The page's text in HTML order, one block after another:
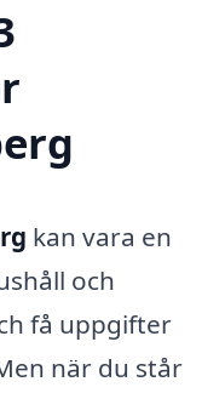
kan vara en
och
få uppgifter
när du står